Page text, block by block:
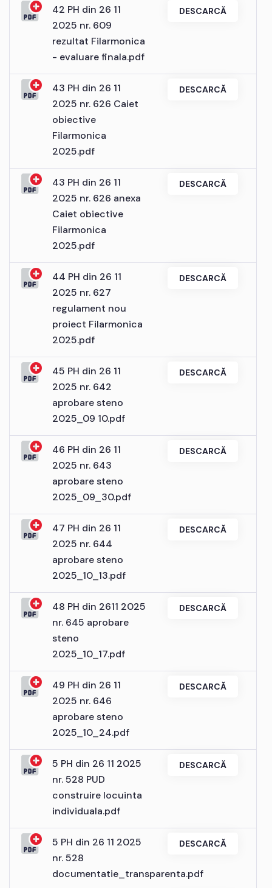
42 PH din 26 11
2025 nr. 609
rezultat Filarmonica
- evaluare finala.pdf
DESCARCĂ
43 PH din 26 11
2025 nr. 626 Caiet
obiective
Filarmonica
2025.pdf
DESCARCĂ
43 PH din 26 11
2025 nr. 626 anexa
Caiet obiective
Filarmonica
2025.pdf
DESCARCĂ
44 PH din 26 11
2025 nr. 627
regulament nou
proiect Filarmonica
2025.pdf
DESCARCĂ
45 PH din 26 11
2025 nr. 642
aprobare steno
2025_09 10.pdf
DESCARCĂ
46 PH din 26 11
2025 nr. 643
aprobare steno
2025_09_30.pdf
DESCARCĂ
47 PH din 26 11
2025 nr. 644
aprobare steno
2025_10_13.pdf
DESCARCĂ
48 PH din 2611 2025
nr. 645 aprobare
steno
2025_10_17.pdf
DESCARCĂ
49 PH din 26 11
2025 nr. 646
aprobare steno
2025_10_24.pdf
DESCARCĂ
5 PH din 26 11 2025
nr. 528 PUD
construire locuinta
individuala.pdf
DESCARCĂ
5 PH din 26 11 2025
nr. 528
documentatie_transparenta.pdf
DESCARCĂ